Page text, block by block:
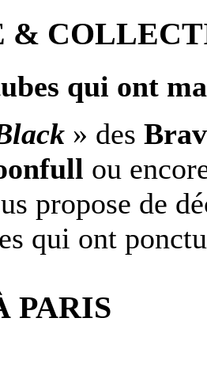
&
qui ont
» des
ou
propose de
qui ont
PARIS